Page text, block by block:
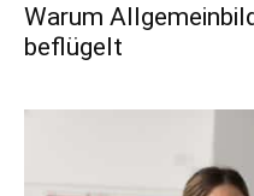
Warum
beflügelt